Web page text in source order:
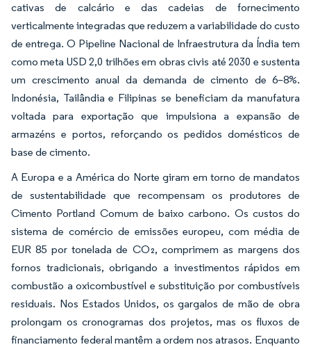
cativas de calcário e das cadeias de fornecimento
verticalmente integradas que reduzem a variabilidade do custo
de entrega. O Pipeline Nacional de Infraestrutura da Índia tem
como meta USD 2,0 trilhões em obras civis até 2030 e sustenta
um crescimento anual da demanda de cimento de 6–8%.
Indonésia, Tailândia e Filipinas se beneficiam da manufatura
voltada para exportação que impulsiona a expansão de
armazéns e portos, reforçando os pedidos domésticos de
base de cimento.
A Europa e a América do Norte giram em torno de mandatos
de sustentabilidade que recompensam os produtores de
Cimento Portland Comum de baixo carbono. Os custos do
sistema de comércio de emissões europeu, com média de
EUR 85 por tonelada de CO₂, comprimem as margens dos
fornos tradicionais, obrigando a investimentos rápidos em
combustão a oxicombustível e substituição por combustíveis
residuais. Nos Estados Unidos, os gargalos de mão de obra
prolongam os cronogramas dos projetos, mas os fluxos de
financiamento federal mantêm a ordem nos atrasos. Enquanto